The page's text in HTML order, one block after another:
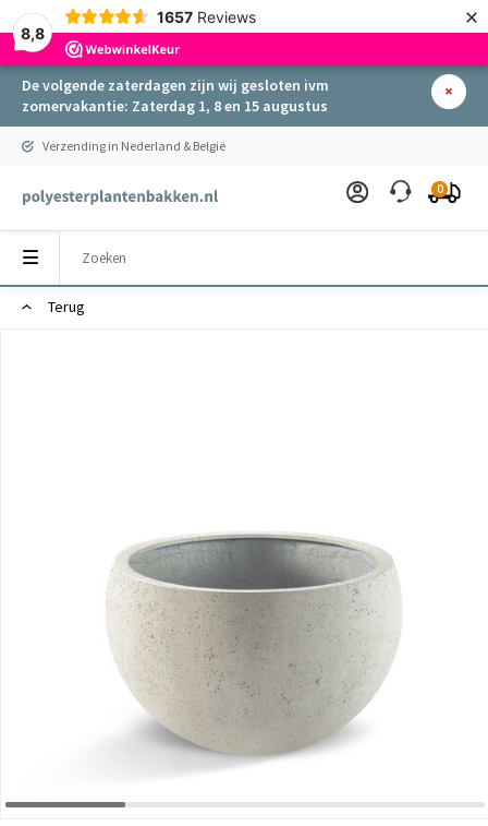
8,8
1657 Reviews ×
De volgende zaterdagen zijn wij gesloten ivm
zomervakantie: Zaterdag 1, 8 en 15 augustus
Verzending in Nederland & België
0
Terug